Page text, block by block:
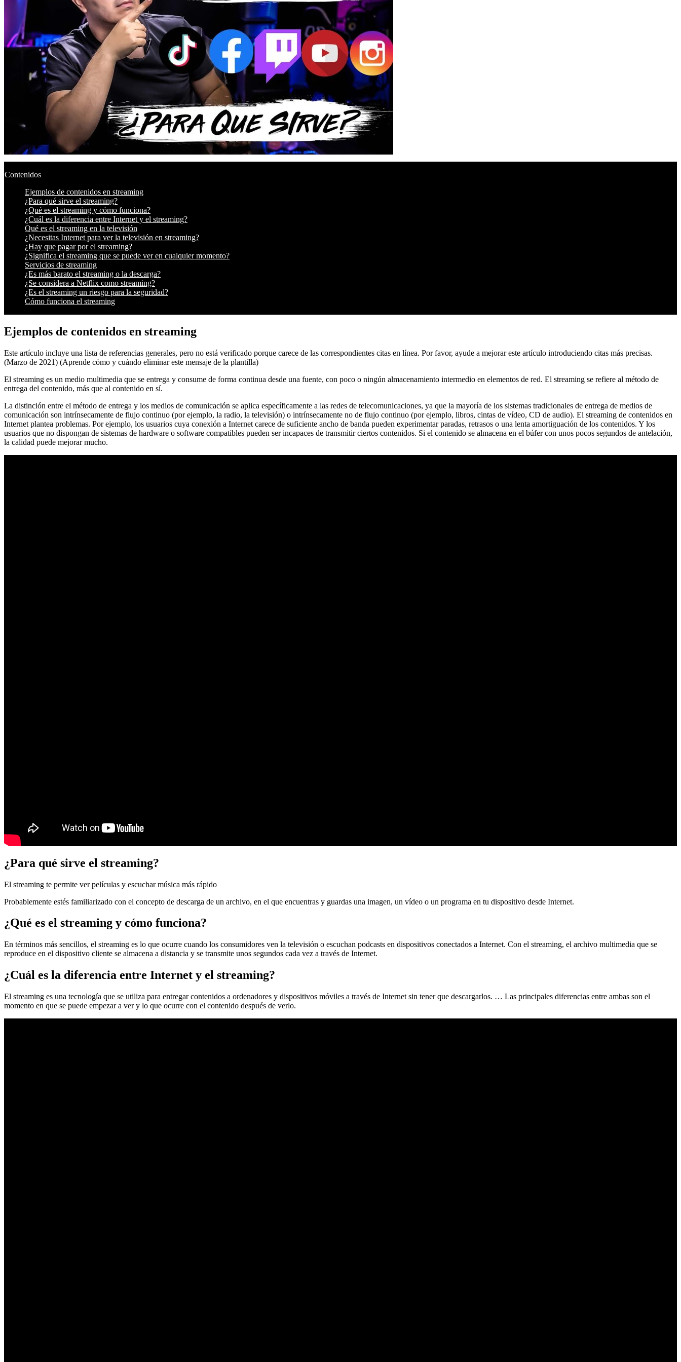
Contenidos
Ejemplos de contenidos en streaming
¿Para qué sirve el streaming?
¿Qué es el streaming y cómo funciona?
¿Cuál es la diferencia entre Internet y el streaming?
Qué es el streaming en la televisión
¿Necesitas Internet para ver la televisión en streaming?
¿Hay que pagar por el streaming?
¿Significa el streaming que se puede ver en cualquier momento?
Servicios de streaming
¿Es más barato el streaming o la descarga?
¿Se considera a Netflix como streaming?
¿Es el streaming un riesgo para la seguridad?
Cómo funciona el streaming
Ejemplos de contenidos en streaming
Este artículo incluye una lista de referencias generales, pero no está verificado porque carece de las correspondientes citas en línea. Por favor, ayude a mejorar este artículo introduciendo citas más precisas.
(Marzo de 2021) (Aprende cómo y cuándo eliminar este mensaje de la plantilla)
El streaming es un medio multimedia que se entrega y consume de forma continua desde una fuente, con poco o ningún almacenamiento intermedio en elementos de red. El streaming se refiere al método de
entrega del contenido, más que al contenido en sí.
La distinción entre el método de entrega y los medios de comunicación se aplica específicamente a las redes de telecomunicaciones, ya que la mayoría de los sistemas tradicionales de entrega de medios de
comunicación son intrínsecamente de flujo continuo (por ejemplo, la radio, la televisión) o intrínsecamente no de flujo continuo (por ejemplo, libros, cintas de vídeo, CD de audio). El streaming de contenidos en
Internet plantea problemas. Por ejemplo, los usuarios cuya conexión a Internet carece de suficiente ancho de banda pueden experimentar paradas, retrasos o una lenta amortiguación de los contenidos. Y los
usuarios que no dispongan de sistemas de hardware o software compatibles pueden ser incapaces de transmitir ciertos contenidos. Si el contenido se almacena en el búfer con unos pocos segundos de antelación,
la calidad puede mejorar mucho.
¿Para qué sirve el streaming?
El streaming te permite ver películas y escuchar música más rápido
Probablemente estés familiarizado con el concepto de descarga de un archivo, en el que encuentras y guardas una imagen, un vídeo o un programa en tu dispositivo desde Internet.
¿Qué es el streaming y cómo funciona?
En términos más sencillos, el streaming es lo que ocurre cuando los consumidores ven la televisión o escuchan podcasts en dispositivos conectados a Internet. Con el streaming, el archivo multimedia que se
reproduce en el dispositivo cliente se almacena a distancia y se transmite unos segundos cada vez a través de Internet.
¿Cuál es la diferencia entre Internet y el streaming?
El streaming es una tecnología que se utiliza para entregar contenidos a ordenadores y dispositivos móviles a través de Internet sin tener que descargarlos. … Las principales diferencias entre ambas son el
momento en que se puede empezar a ver y lo que ocurre con el contenido después de verlo.